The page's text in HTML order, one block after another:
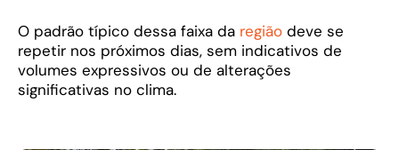
O padrão típico dessa faixa da região deve se
repetir nos próximos dias, sem indicativos de
volumes expressivos ou de alterações
significativas no clima.